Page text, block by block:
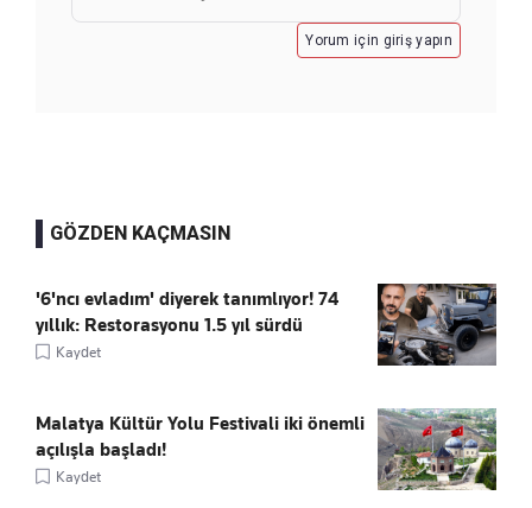
Yorum için giriş yapın
GÖZDEN KAÇMASIN
'6'ncı evladım' diyerek tanımlıyor! 74
yıllık: Restorasyonu 1.5 yıl sürdü
Kaydet
Malatya Kültür Yolu Festivali iki önemli
açılışla başladı!
Kaydet